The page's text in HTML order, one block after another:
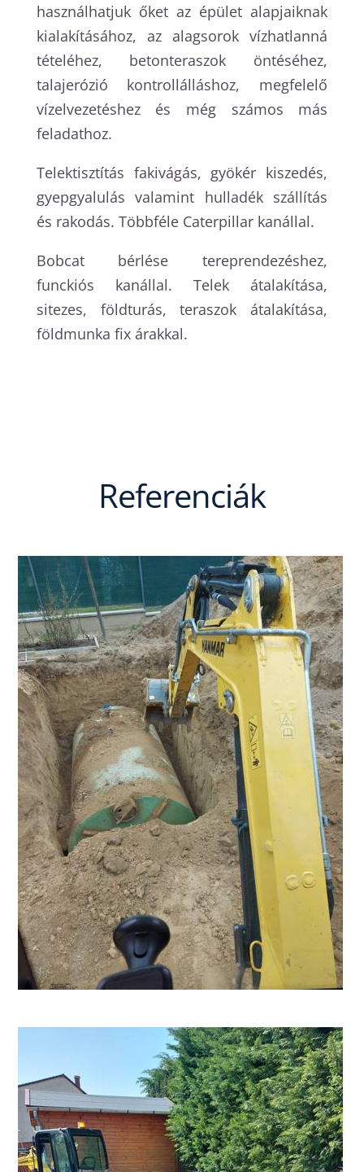
használhatjuk őket az épület alapjaiknak
kialakításához, az alagsorok vízhatlanná
tételéhez, betonteraszok öntéséhez,
talajerózió kontrollálláshoz, megfelelő
vízelvezetéshez és még számos más
feladathoz.
Telektisztítás fakivágás, gyökér kiszedés,
gyepgyalulás valamint hulladék szállítás
és rakodás. Többféle Caterpillar kanállal.
Bobcat bérlése tereprendezéshez,
funckiós kanállal. Telek átalakítása,
sitezes, földturás, teraszok átalakítása,
földmunka fix árakkal.
Referenciák